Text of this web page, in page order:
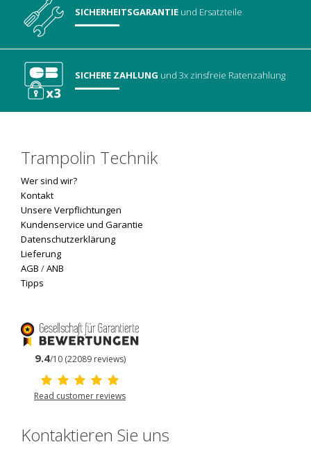
SICHERHEITSGARANTIE und Ersatzteile
SICHERE ZAHLUNG und 3x zinsfreie Ratenzahlung
Trampolin Technik
Wer sind wir?
Kontakt
Unsere Verpflichtungen
Kundenservice und Garantie
Datenschutzerklärung
Lieferung
AGB /ANB
Tipps
9.4/10 (22089 reviews)
Read customer reviews
Kontaktieren Sie uns